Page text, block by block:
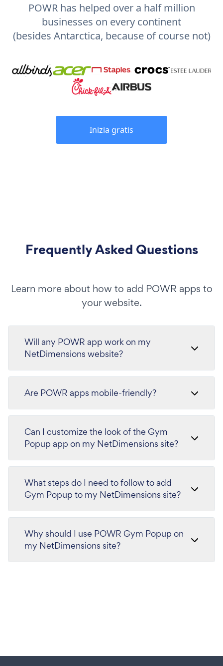
POWR has helped over a half million
businesses on every continent
(besides Antarctica, because of course not)
Inizia gratis
Frequently Asked Questions
Learn more about how to add POWR apps to
your website.
Will any POWR app work on my
NetDimensions website?
Are POWR apps mobile-friendly?
Can I customize the look of the Gym
Popup app on my NetDimensions site?
What steps do I need to follow to add
Gym Popup to my NetDimensions site?
Why should I use POWR Gym Popup on
my NetDimensions site?